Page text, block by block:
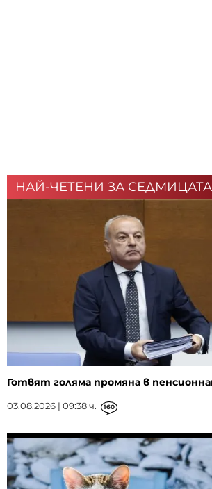
НАЙ-ЧЕТЕНИ ЗА СЕДМИЦАТА
Готвят голяма промяна в
03.08.2026 | 09:38 ч. 160